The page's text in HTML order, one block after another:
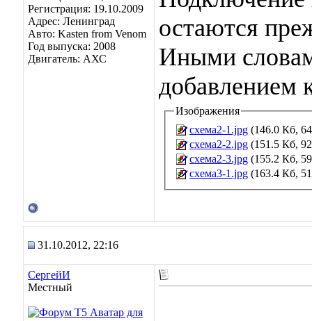
Регистрация: 19.10.2009
Адрес: Ленинград
Авто: Kasten from Venom
Год выпуска: 2008
Двигатель: АХС
остаются
Иными
добавлением
Изображения
схема2-1.jpg (146.0 Кб,
схема2-2.jpg (151.5 Кб,
схема2-3.jpg (155.2 Кб,
схема3-1.jpg (163.4 Кб,
31.10.2012, 22:16
СергейИ
Местный